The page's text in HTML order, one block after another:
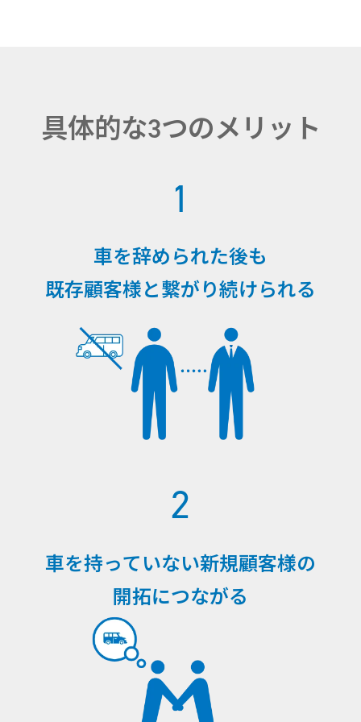
具体的な3つのメリット
1
車を辞められた後も
既存顧客様と繋がり続けられる
2
車を持っていない新規顧客様の
開拓につながる